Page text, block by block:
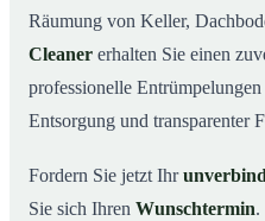
Räumung von Keller,
Cleaner erhalten Sie einen
professionelle
Entsorgung und transparenter
Fordern Sie jetzt Ihr
Sie sich Ihren Wunschtermin.